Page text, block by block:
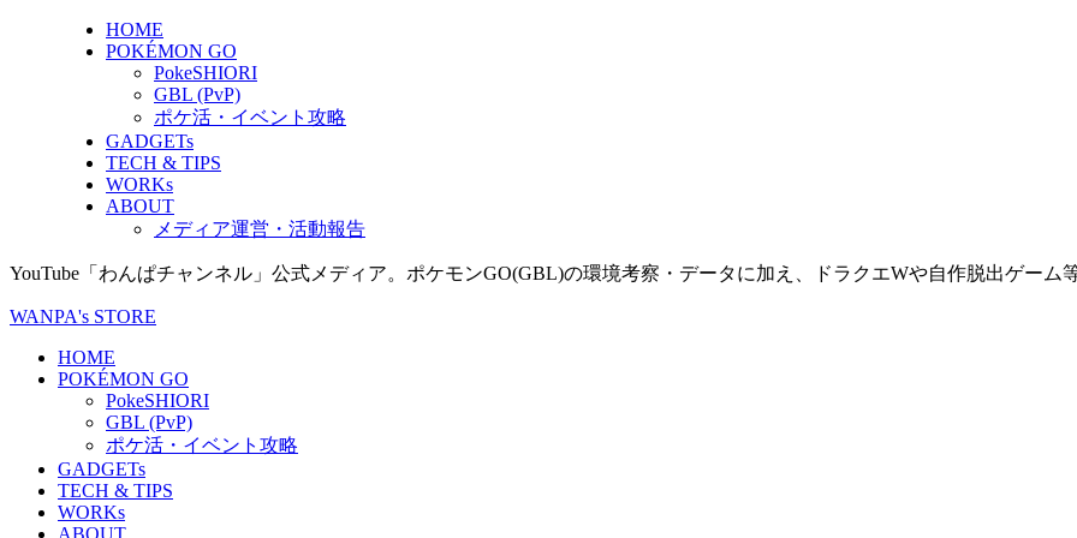
HOME
POKÉMON GO
PokeSHIORI
GBL (PvP)
ポケ活・イベント攻略
GADGETs
TECH & TIPS
WORKs
ABOUT
メディア運営・活動報告
YouTube「わんぱチャンネル」公式メディア。ポケモンGO(GBL)の環境考察・データに加え、ドラクエWや自作脱出ゲーム
WANPA's STORE
HOME
POKÉMON GO
PokeSHIORI
GBL (PvP)
ポケ活・イベント攻略
GADGETs
TECH & TIPS
WORKs
ABOUT